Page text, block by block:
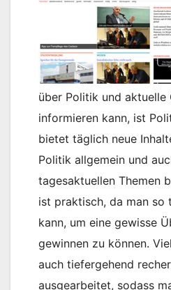
über Politik und aktuelle
informieren kann, ist
bietet täglich neue
Politik allgemein und
tagesaktuellen Themen
ist praktisch, da man so
kann, um eine gewisse
gewinnen zu können.
auch tiefergehend
ausgearbeitet, sodass